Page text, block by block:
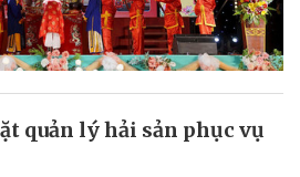
quản lý hải sản phục vụ